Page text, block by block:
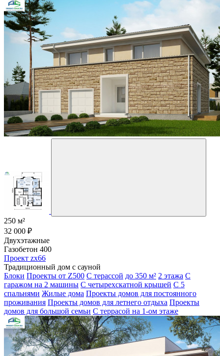
250 м²
32 000 ₽
Двухэтажные
Газобетон 400
Проект zx66
Традиционный дом с сауной
Блоки Проекты от Z500 С терассой до 350 м² 2 этажа С
гаражом на 2 машины С четырехскатной крышей С 5
спальнями Жилые дома Проекты домов для постоянного
проживания Проекты домов для летнего отдыха Проекты
домов для большой семьи С террасой на 1-ом этаже